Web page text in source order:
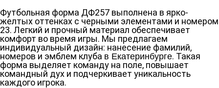
Футбольная форма ДФ257 выполнена в ярко-
желтых оттенках с черными элементами и номером
23. Легкий и прочный материал обеспечивает
комфорт во время игры. Мы предлагаем
индивидуальный дизайн: нанесение фамилий,
номеров и эмблем клуба в Екатеринбурге. Такая
форма выделяет команду на поле, повышает
командный дух и подчеркивает уникальность
каждого игрока.